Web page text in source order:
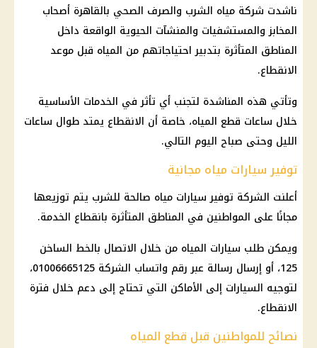
ناشدت شركة مياه الشرب والصرف الصحي بالقاهرة أصحاب
المخابز والمستشفيات والمنشآت الحيوية الواقعة داخل
المناطق المتأثرة بتدبير احتياجاتهم من المياه قبل موعد
الانقطاع.
وتأتي هذه المناشدة لتجنب أي تأثر في الخدمات الأساسية
خلال ساعات قطع المياه، خاصة أن الانقطاع يمتد طوال ساعات
الليل وحتى صباح اليوم التالي.
توفير سيارات مياه مجانية
أعلنت الشركة توفيرسيارات مياه صالحة للشرب يتم توزيعها
مجانًا على المواطنين في المناطق المتأثرة بانقطاع الخدمة.
ويمكن طلب سيارات المياه من خلال الاتصال بالخط الساخن
125، أو إرسال رسالة عبر رقم واتساب الشركة 01006665125،
لتوجيه السيارات إلى الأماكن التي تحتاج إلى دعم خلال فترة
الانقطاع.
نصائح للمواطنين قبل قطع المياه